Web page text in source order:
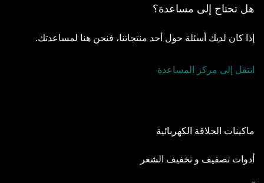
هل تحتاج إلى مساعدة؟
إذا كان لديك أسئلة حول أحد منتجاتنا، فنحن هنا لمساعدتك.
انتقل إلى مركز المساعدة
ماكينات الحلاقة الكهربائية
Series 9 Pro
أدوات تصفيف و تخفيف الشعر